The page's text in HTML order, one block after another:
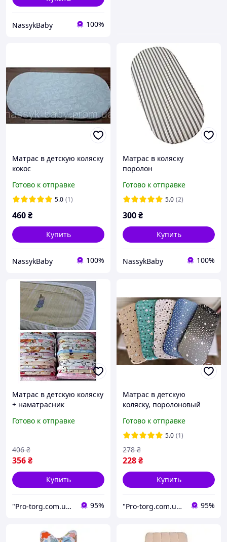
NassykBaby 100%
Матрас в детскую коляску
кокос
Готово к отправке
5.0 (1)
460₴
Купить
NassykBaby 100%
Матрас в коляску
поролон
Готово к отправке
5.0 (2)
300₴
Купить
NassykBaby 100%
Матрас в детскую коляску
+ наматрасник
Готово к отправке
356₴
406 ₴
Купить
"Pro-torg.com.ua" - интернет-магазин детских товаров и игрушек 95%
Матрас в детскую
коляску, поролоновый
Готово к отправке
5.0 (1)
228₴
278 ₴
Купить
"Pro-torg.com.ua" - интернет-магазин детских товаров и игрушек 95%